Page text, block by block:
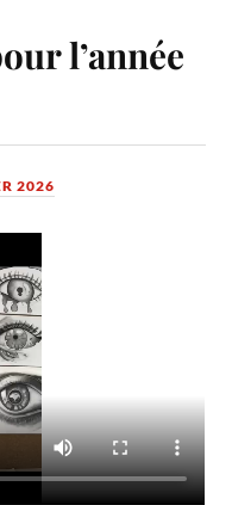
l’année
2026